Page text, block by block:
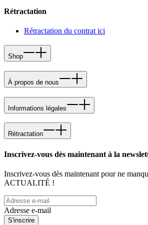
Rétractation
Rétractation du contrat ici
Shop
À propos de nous
Informations légales
Rétractation
Inscrivez-vous dès maintenant à la
Inscrivez-vous dès maintenant pour ne
ACTUALITÉ !
Adresse e-mail
S'inscrire